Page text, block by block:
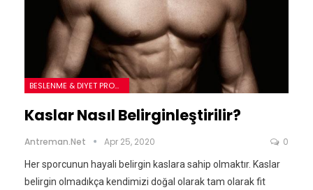
BESLENME & DIYET PROGRAMLARI
Kaslar Nasıl Belirginleştirilir?
Antreman.net Apr 25, 2020 0
Her sporcunun hayali belirgin kaslara sahip olmaktır. Kaslar
belirgin olmadıkça kendimizi doğal olarak tam olarak fit